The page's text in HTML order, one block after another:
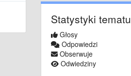
Statystyki tematu
Głosy
Odpowiedzi
Obserwuje
Odwiedziny